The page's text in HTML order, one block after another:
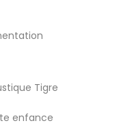
Tigre
enfance